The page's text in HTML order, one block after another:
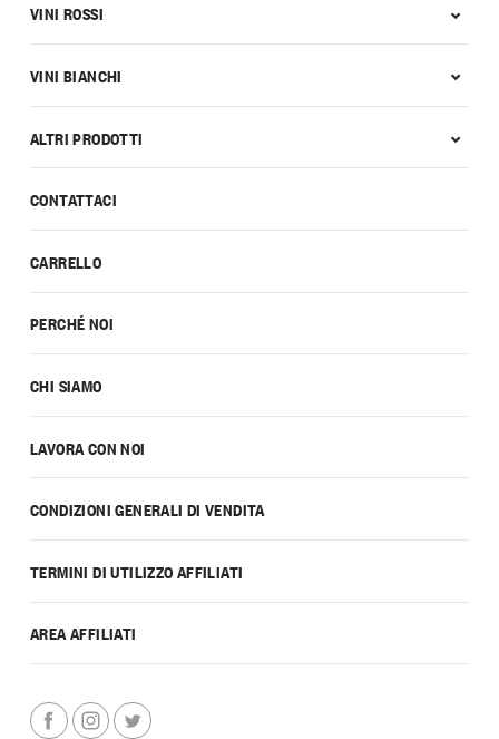
CONTATTACI
CARRELLO
PERCHÉ NOI
CHI SIAMO
LAVORA CON NOI
CONDIZIONI GENERALI DI VENDITA
TERMINI DI UTILIZZO AFFILIATI
AREA AFFILIATI
VINI ROSSI
VINI BIANCHI
ALTRI PRODOTTI